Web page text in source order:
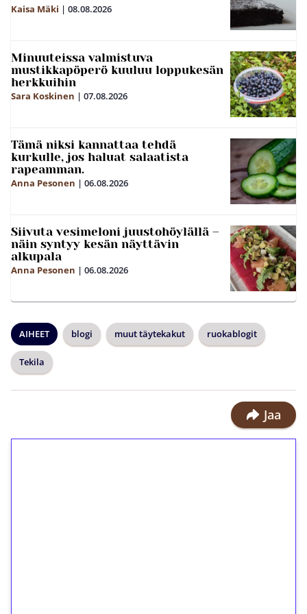
Kaisa Mäki | 08.08.2026
Minuuteissa valmistuva
mustikkapöperö kuuluu loppukesän
herkkuihin
Sara Koskinen | 07.08.2026
Tämä niksi kannattaa tehdä
kurkulle, jos haluat salaatista
rapeamman.
Anna Pesonen | 06.08.2026
Siivuta vesimeloni juustohöylällä –
näin syntyy kesän näyttävin
alkupala
Anna Pesonen | 06.08.2026
AIHEET blogi muut täytekakut ruokablogit
Tekila
Jaa